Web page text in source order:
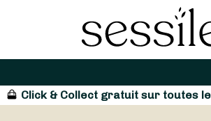
Click & Collect gratuit sur toutes